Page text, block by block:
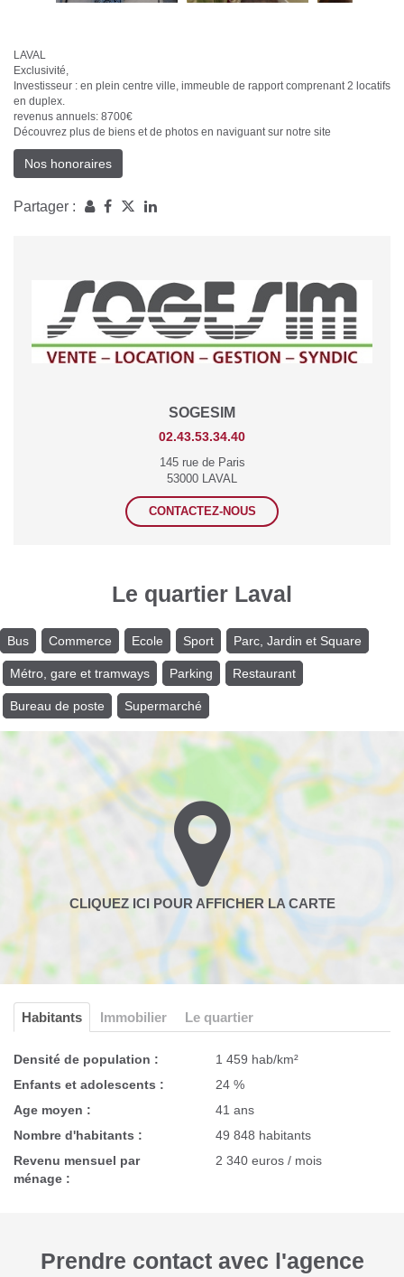
LAVAL
Exclusivité,
Investisseur : en plein centre ville, immeuble de rapport comprenant 2 locatifs
en duplex.
revenus annuels: 8700€
Découvrez plus de biens et de photos en naviguant sur notre site
Nos honoraires
Partager :
SOGESIM
02.43.53.34.40
145 rue de Paris
53000 LAVAL
CONTACTEZ-NOUS
Le quartier Laval
Bus Commerce Ecole Sport Parc, Jardin et Square
Métro, gare et tramways Parking Restaurant
Bureau de poste Supermarché
Habitants Immobilier Le quartier
Densité de population :
1 459 hab/km²
Enfants et adolescents :
24 %
Age moyen :
41 ans
Nombre d'habitants :
49 848 habitants
Revenu mensuel par
ménage :
2 340 euros / mois
Prendre contact avec l'agence